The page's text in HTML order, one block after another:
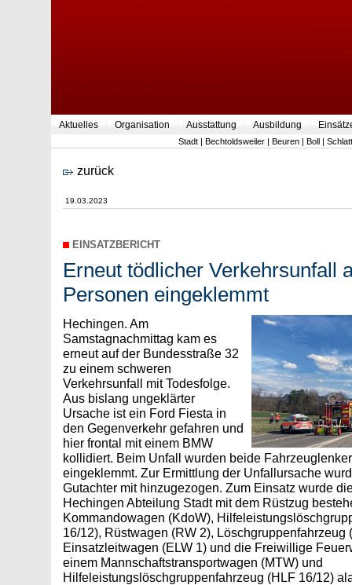
Aktuelles Organisation Ausstattung Ausbildung
Stadt | Bechtoldsweiler | Beuren | Boll | Schlatt
zurück
19.03.2023
EINSATZBERICHT
Erneut tödlicher Verkehrsunfall
Personen eingeklemmt
Hechingen. Am
Samstagnachmittag kam es
erneut auf der Bundesstraße 32
zu einem schweren
Verkehrsunfall mit Todesfolge.
Aus bislang ungeklärter
Ursache ist ein Ford Fiesta in
den Gegenverkehr gefahren und
hier frontal mit einem BMW
kollidiert. Beim Unfall wurden beide
eingeklemmt. Zur Ermittlung der Unfallursache
Gutachter mit hinzugezogen. Zum Einsatz wurde
Hechingen Abteilung Stadt mit dem Rüstzug
Kommandowagen (KdoW),
16/12), Rüstwagen (RW 2), Löschgruppenfahrzeug
Einsatzleitwagen (ELW 1) und die Freiwillige
einem Mannschaftstransportwagen (MTW) und
Hilfeleistungslöschgruppenfahrzeug (HLF 16/12)